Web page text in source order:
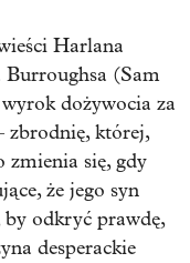
Harlana
(Sam
dożywocia za
zbrodnię, której,
zmienia się, gdy
że jego syn
odkryć prawdę,
desperackie